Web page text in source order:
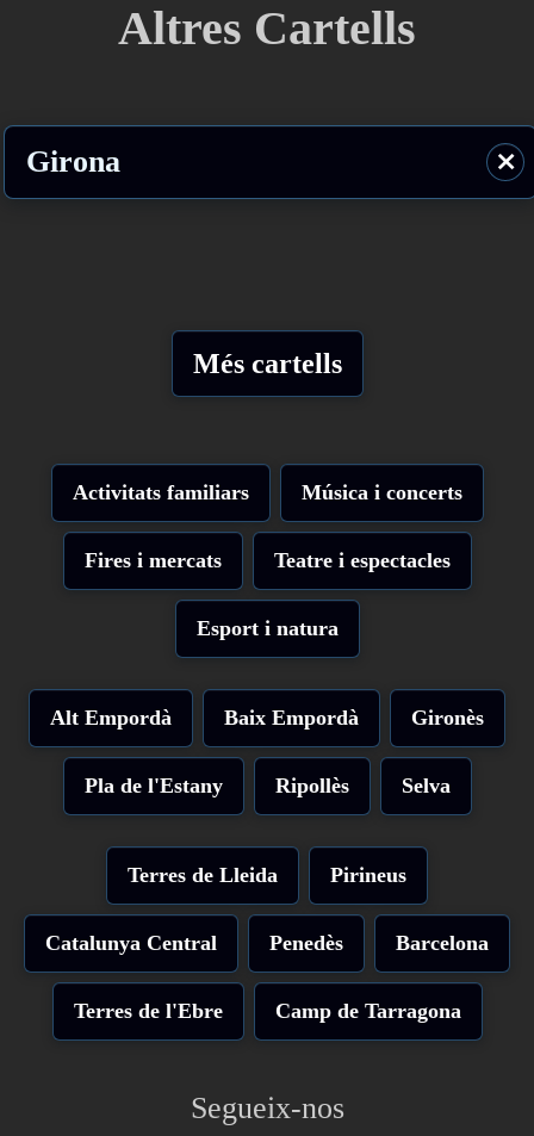
Altres Cartells
Girona ⨯
Més cartells
Activitats familiars Música i concerts
Fires i mercats Teatre i espectacles
Esport i natura
Alt Empordà Baix Empordà Gironès
Pla de l'Estany Ripollès Selva
Terres de Lleida Pirineus
Catalunya Central Penedès Barcelona
Terres de l'Ebre Camp de Tarragona
Segueix-nos